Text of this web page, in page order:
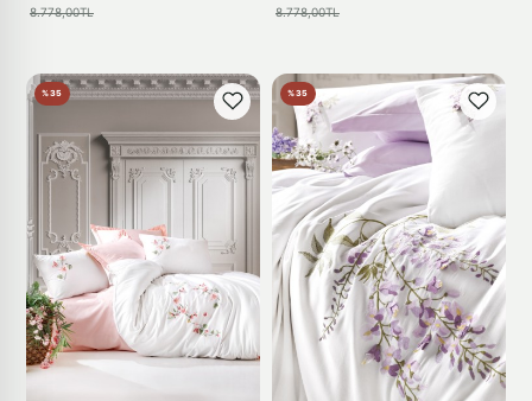
8.778,00TL 8.778,00TL
%35 %35